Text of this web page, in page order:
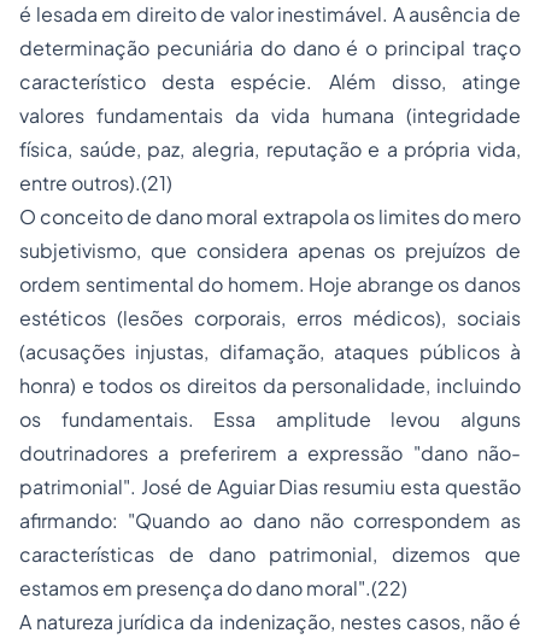
é lesada em direito de valor inestimável. A ausência de
determinação pecuniária do dano é o principal traço
característico desta espécie. Além disso, atinge
valores fundamentais da vida humana (integridade
física, saúde, paz, alegria, reputação e a própria vida,
entre outros).(21)
O conceito de dano moral extrapola os limites do mero
subjetivismo, que considera apenas os prejuízos de
ordem sentimental do homem. Hoje abrange os danos
estéticos (lesões corporais, erros médicos), sociais
(acusações injustas, difamação, ataques públicos à
honra) e todos os direitos da personalidade, incluindo
os fundamentais. Essa amplitude levou alguns
doutrinadores a preferirem a expressão "dano não-
patrimonial". José de Aguiar Dias resumiu esta questão
afirmando: "Quando ao dano não correspondem as
características de dano patrimonial, dizemos que
estamos em presença do dano moral".(22)
A natureza jurídica da indenização, nestes casos, não é